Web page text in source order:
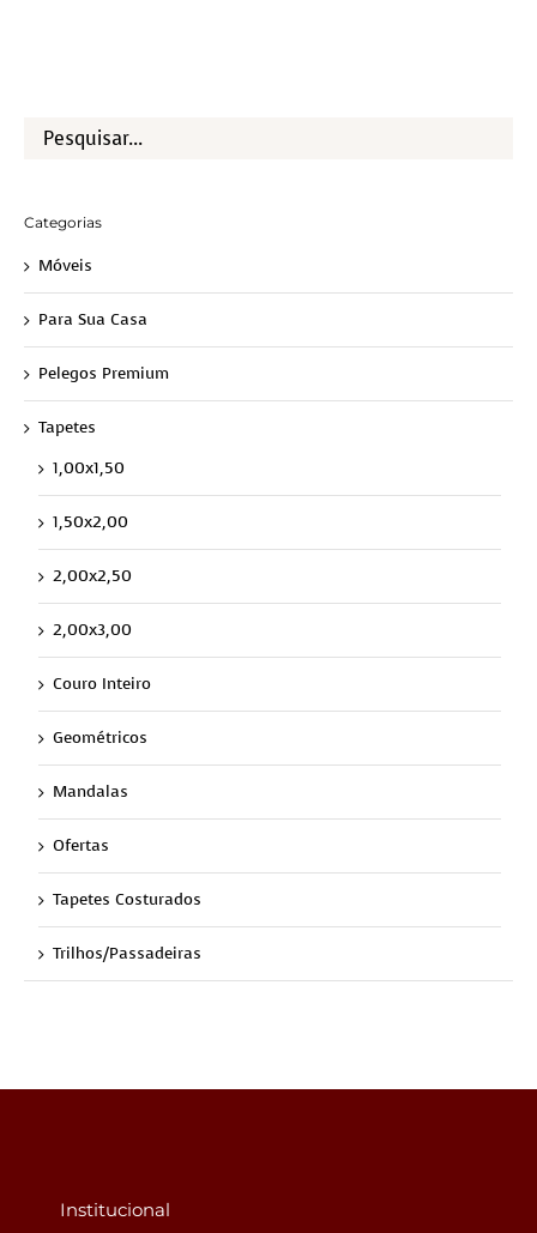
Categorias
Móveis
Para Sua Casa
Pelegos Premium
Tapetes
1,00x1,50
1,50x2,00
2,00x2,50
2,00x3,00
Couro Inteiro
Geométricos
Mandalas
Ofertas
Tapetes Costurados
Trilhos/Passadeiras
Institucional